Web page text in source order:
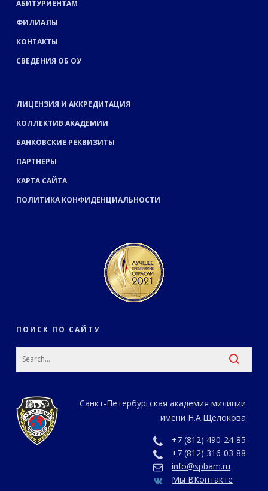
АБИТУРИЕНТАМ
ФИЛИАЛЫ
КОНТАКТЫ
СВЕДЕНИЯ ОБ ОУ
ЛИЦЕНЗИЯ И АККРЕДИТАЦИЯ
КОЛЛЕКТИВ АКАДЕМИИ
БАНКОВСКИЕ РЕКВИЗИТЫ
ПАРТНЕРЫ
КАРТА САЙТА
ПОЛИТИКА КОНФИДЕНЦИАЛЬНОСТИ
ПОИСК ПО САЙТУ
Санкт-Петербургская академия милиции
имени Н.А.Щёлокова
+7 (812) 490-24-85
+7 (812) 316-03-88
info@spbam.ru
Мы ВКонтакте